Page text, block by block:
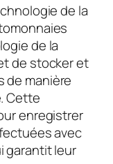
de la
de la
de stocker et
de manière
Cette
enregistrer
avec
garantit leur